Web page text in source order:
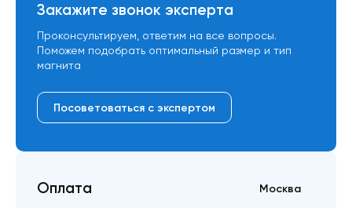
Закажите звонок эксперта
Проконсультируем, ответим на все вопросы.
Поможем подобрать оптимальный размер и тип
магнита
Посоветоваться с экспертом
Оплата Москва